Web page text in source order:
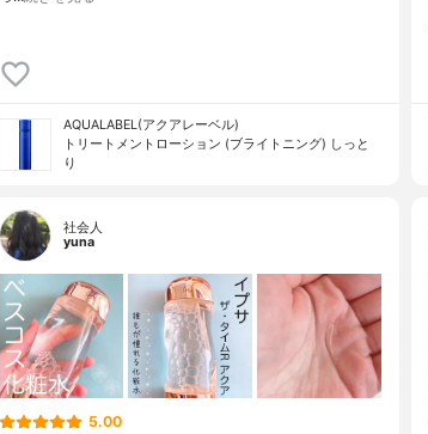
AQUALABEL(アクアレーベル)
トリートメントローション (ブライトニング) しっと
り
社会人
yuna
5.00